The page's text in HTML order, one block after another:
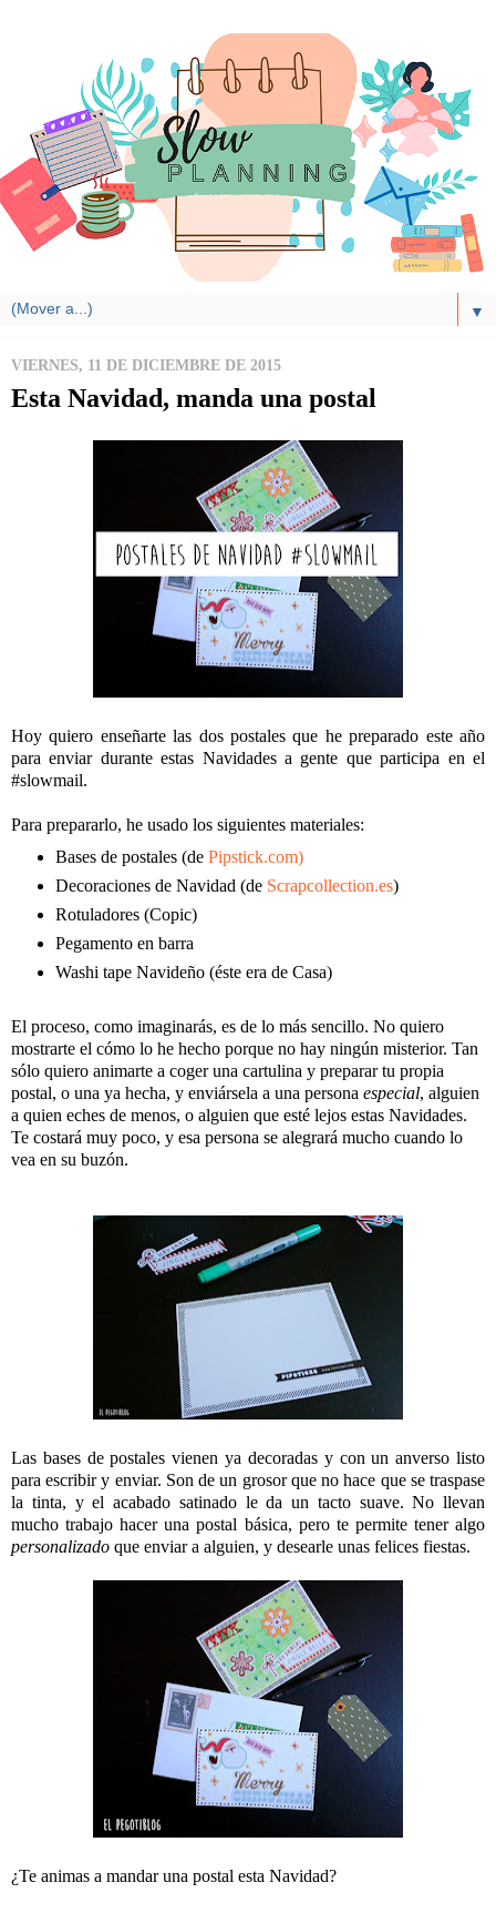
▼
VIERNES, 11 DE DICIEMBRE DE 2015
Esta Navidad, manda una postal
Hoy quiero enseñarte las dos postales que he preparado este año
para enviar durante estas Navidades a gente que participa en el
#slowmail.
Para prepararlo, he usado los siguientes materiales:
Bases de postales (de Pipstick.com)
Decoraciones de Navidad (de Scrapcollection.es)
Rotuladores (Copic)
Pegamento en barra
Washi tape Navideño (éste era de Casa)
El proceso, como imaginarás, es de lo más sencillo. No quiero
mostrarte el cómo lo he hecho porque no hay ningún misterior. Tan
sólo quiero animarte a coger una cartulina y preparar tu propia
postal, o una ya hecha, y enviársela a una persona especial, alguien
a quien eches de menos, o alguien que esté lejos estas Navidades.
Te costará muy poco, y esa persona se alegrará mucho cuando lo
vea en su buzón.
Las bases de postales vienen ya decoradas y con un anverso listo
para escribir y enviar. Son de un grosor que no hace que se traspase
la tinta, y el acabado satinado le da un tacto suave. No llevan
mucho trabajo hacer una postal básica, pero te permite tener algo
personalizado que enviar a alguien, y desearle unas felices fiestas.
¿Te animas a mandar una postal esta Navidad?